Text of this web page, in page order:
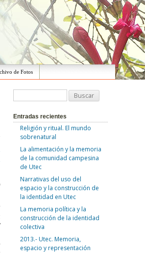
de Fotos
sEntradas recientes
Religión y ritual. El mundo
sobrenatural
La alimentación y la memoria
de la comunidad campesina
de Utec
Narrativas del uso del
espacio y la construcción de
la identidad en Utec
La memoria política y la
construcción de la identidad
colectiva
2013.- Utec. Memoria,
espacio y representación